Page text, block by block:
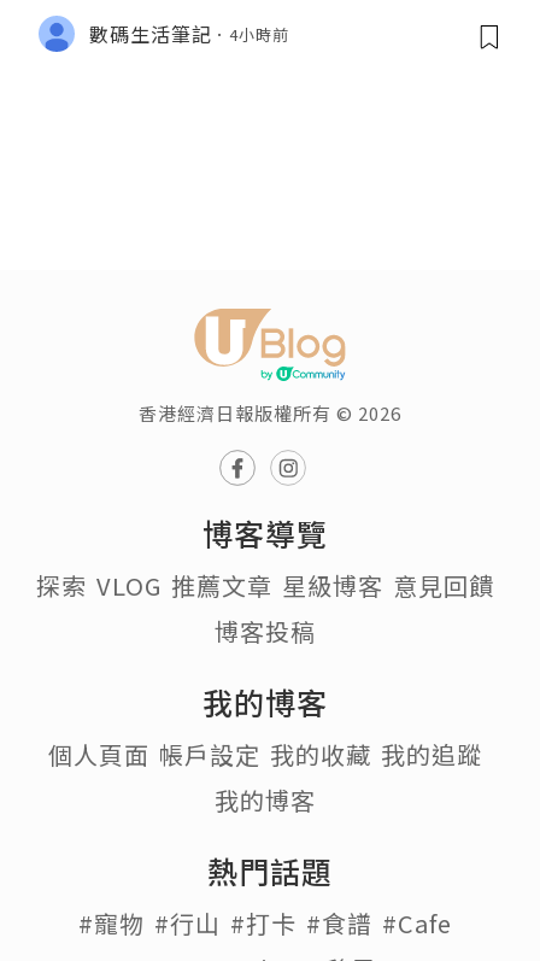
數碼生活筆記 4小時前
香港經濟日報版權所有 © 2026
博客導覽
探索 VLOG 推薦文章 星級博客 意見回饋
博客投稿
我的博客
個人頁面 帳戶設定 我的收藏 我的追蹤
我的博客
熱門話題
#寵物 #行山 #打卡 #食譜 #Cafe